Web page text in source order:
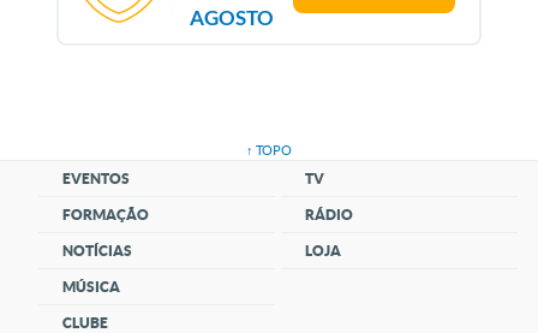
AGOSTO
↑ TOPO
EVENTOS
FORMAÇÃO
NOTÍCIAS
MÚSICA
CLUBE
TV
RÁDIO
LOJA